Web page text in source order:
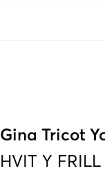
Gina Tricot
HVIT Y FRILL